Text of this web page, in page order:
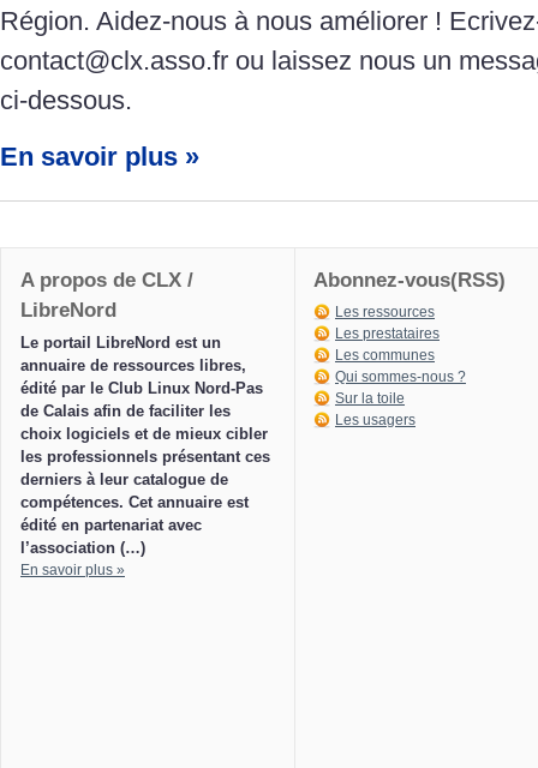
Région. Aidez-nous à nous améliorer !
contact@clx.asso.fr ou laissez nous un
ci-dessous.
En savoir plus »
A propos de CLX /
LibreNord
Le portail LibreNord est un
annuaire de ressources libres,
édité par le Club Linux Nord-Pas
de Calais afin de faciliter les
choix logiciels et de mieux cibler
les professionnels présentant ces
derniers à leur catalogue de
compétences. Cet annuaire est
édité en partenariat avec
l’association (…)
En savoir plus »
Abonnez-vous(RSS)
Les ressources
Les prestataires
Les communes
Qui sommes-nous ?
Sur la toile
Les usagers